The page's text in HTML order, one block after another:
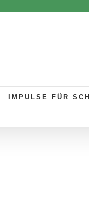
IMPULSE FÜR